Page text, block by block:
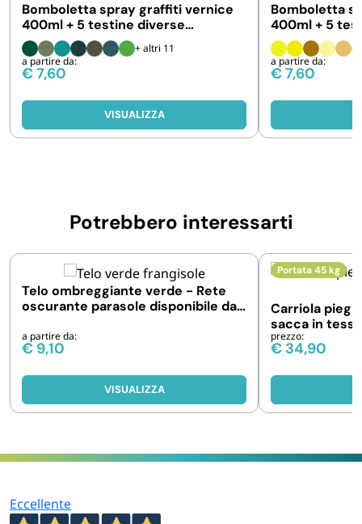
Bomboletta spray graffiti vernice
400ml + 5 testine diverse
intercambiabili
+ altri 11
a partire da:
€7,60
VISUALIZZA
Bomboletta
400ml + 5
a partire da:
€7,60
Potrebbero interessarti
Telo ombreggiante verde - Rete
oscurante parasole disponibile da
a partire da:
€ 9,10
VISUALIZZA
Portata 45 kg
Carriola
sacca in
prezzo:
€ 34,90
Eccellente